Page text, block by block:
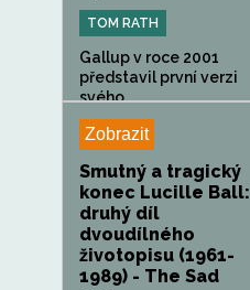
TOM RATH
Gallup v roce 2001
představil první verzi
svého...
Zobrazit
Smutný a tragický
konec Lucille Ball:
druhý díl
dvoudílného
životopisu (1961-
1989) - The Sad